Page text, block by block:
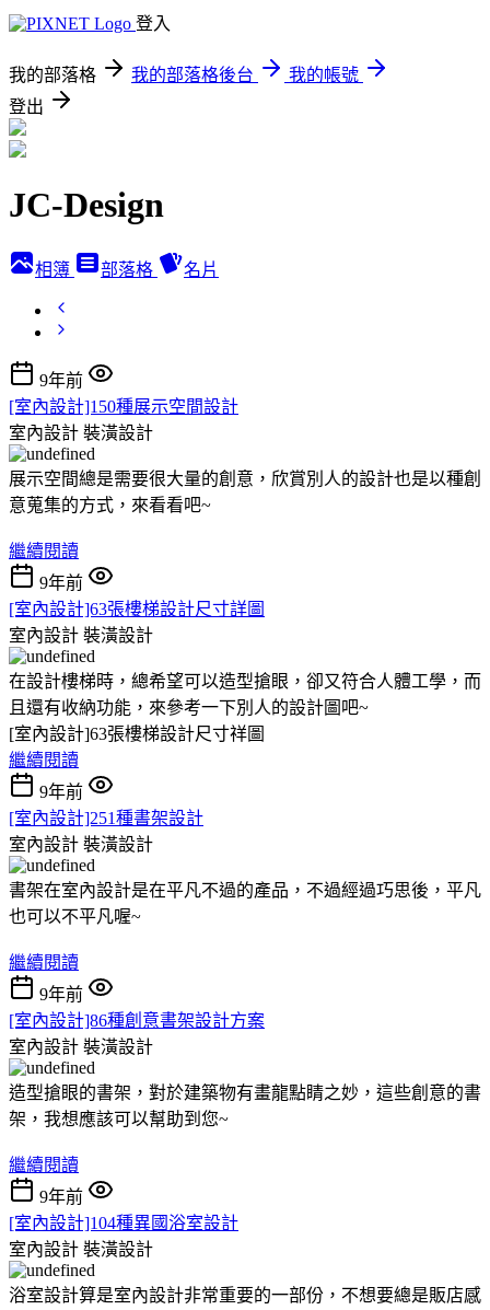
登入
我的部落格 我的部落格後台
我的帳號
登出
JC-Design
相簿 部落格 名片
9年前
[室內設計]150種展示空間設計
室內設計 裝潢設計
展示空間總是需要很大量的創意，欣賞別人的設計也是以種創
意蒐集的方式，來看看吧~
繼續閱讀
9年前
[室內設計]63張樓梯設計尺寸詳圖
室內設計 裝潢設計
在設計樓梯時，總希望可以造型搶眼，卻又符合人體工學，而
且還有收納功能，來參考一下別人的設計圖吧~
[室內設計]63張樓梯設計尺寸祥圖
繼續閱讀
9年前
[室內設計]251種書架設計
室內設計 裝潢設計
書架在室內設計是在平凡不過的產品，不過經過巧思後，平凡
也可以不平凡喔~
繼續閱讀
9年前
[室內設計]86種創意書架設計方案
室內設計 裝潢設計
造型搶眼的書架，對於建築物有畫龍點睛之妙，這些創意的書
架，我想應該可以幫助到您~
繼續閱讀
9年前
[室內設計]104種異國浴室設計
室內設計 裝潢設計
浴室設計算是室內設計非常重要的一部份，不想要總是販店感